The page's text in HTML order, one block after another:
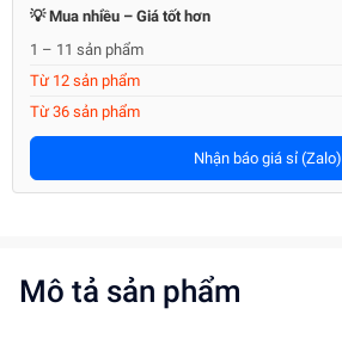
💡 Mua nhiều – Giá tốt hơn
1 – 11 sản phẩm
Từ 12 sản phẩm
Từ 36 sản phẩm
Nhận báo giá sỉ (Zalo)
Mô tả sản phẩm